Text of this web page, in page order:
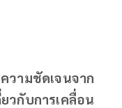
วามชัดเจนจาก
วกับการเคลื่อน